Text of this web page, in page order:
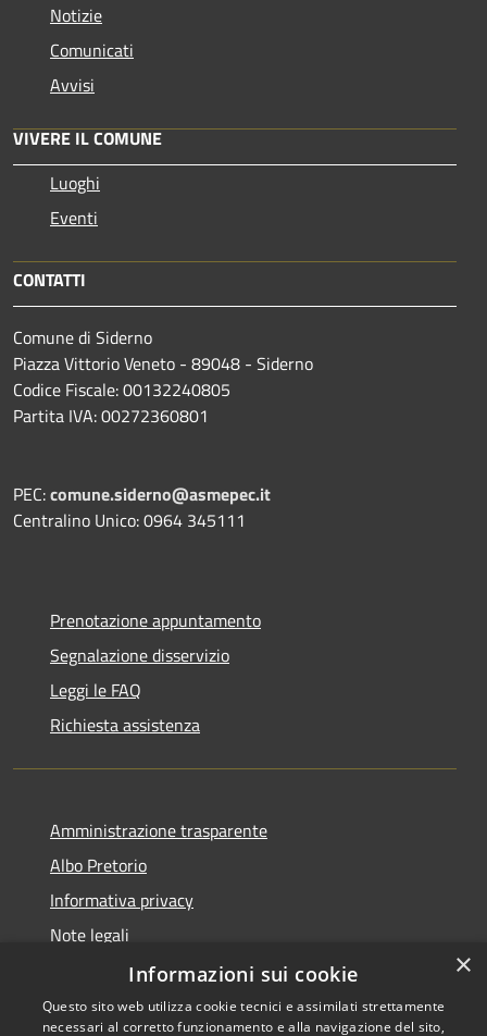
Notizie
Comunicati
Avvisi
VIVERE IL COMUNE
Luoghi
Eventi
CONTATTI
Comune di Siderno
Piazza Vittorio Veneto - 89048 - Siderno
Codice Fiscale: 00132240805
Partita IVA: 00272360801
PEC:comune.siderno@asmepec.it
Centralino Unico: 0964 345111
Prenotazione appuntamento
Segnalazione disservizio
Leggi le FAQ
Richiesta assistenza
Amministrazione trasparente
Albo Pretorio
Informativa privacy
Note legali
Dichiarazione di accessibilità
×
Informazioni sui cookie
Questo sito web utilizza cookie tecnici e assimilati strettamente
necessari al corretto funzionamento e alla navigazione del sito,